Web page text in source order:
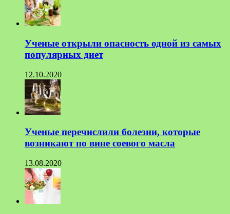
Ученые открыли опасность одной из самых
популярных диет
12.10.2020
Ученые перечислили болезни, которые
возникают по вине соевого масла
13.08.2020